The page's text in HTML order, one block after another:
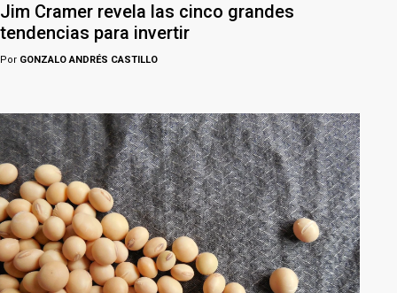
Jim Cramer revela las cinco grandes
tendencias para invertir
Por GONZALO ANDRÉS CASTILLO